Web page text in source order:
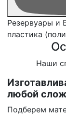
Резервуары и
пластика
Наши
любой
Подберем